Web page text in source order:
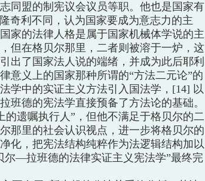
同盟的制宪议会议员等职。他也是国家有
奇利不同，认为国家要成为意志力的主
家的法律人格是属于国家机械体学说的主
但在格贝尔那里，二者则被溶于一炉，这
出了国家法人说的端绪，并成为此后耶利
意义上的国家那种所谓的“方法二元论”的
学中的实证主义方法引入国法学，[14] 以
班德的宪法学直接预备了方法论的基础。
遗嘱执行人”，但他不满足于格贝尔的二
那里的社会认识视点，进一步将格贝尔的
化，把宪法结构纯粹作为法逻辑结构加以
尔—拉班德的法律实证主义宪法学”最终完